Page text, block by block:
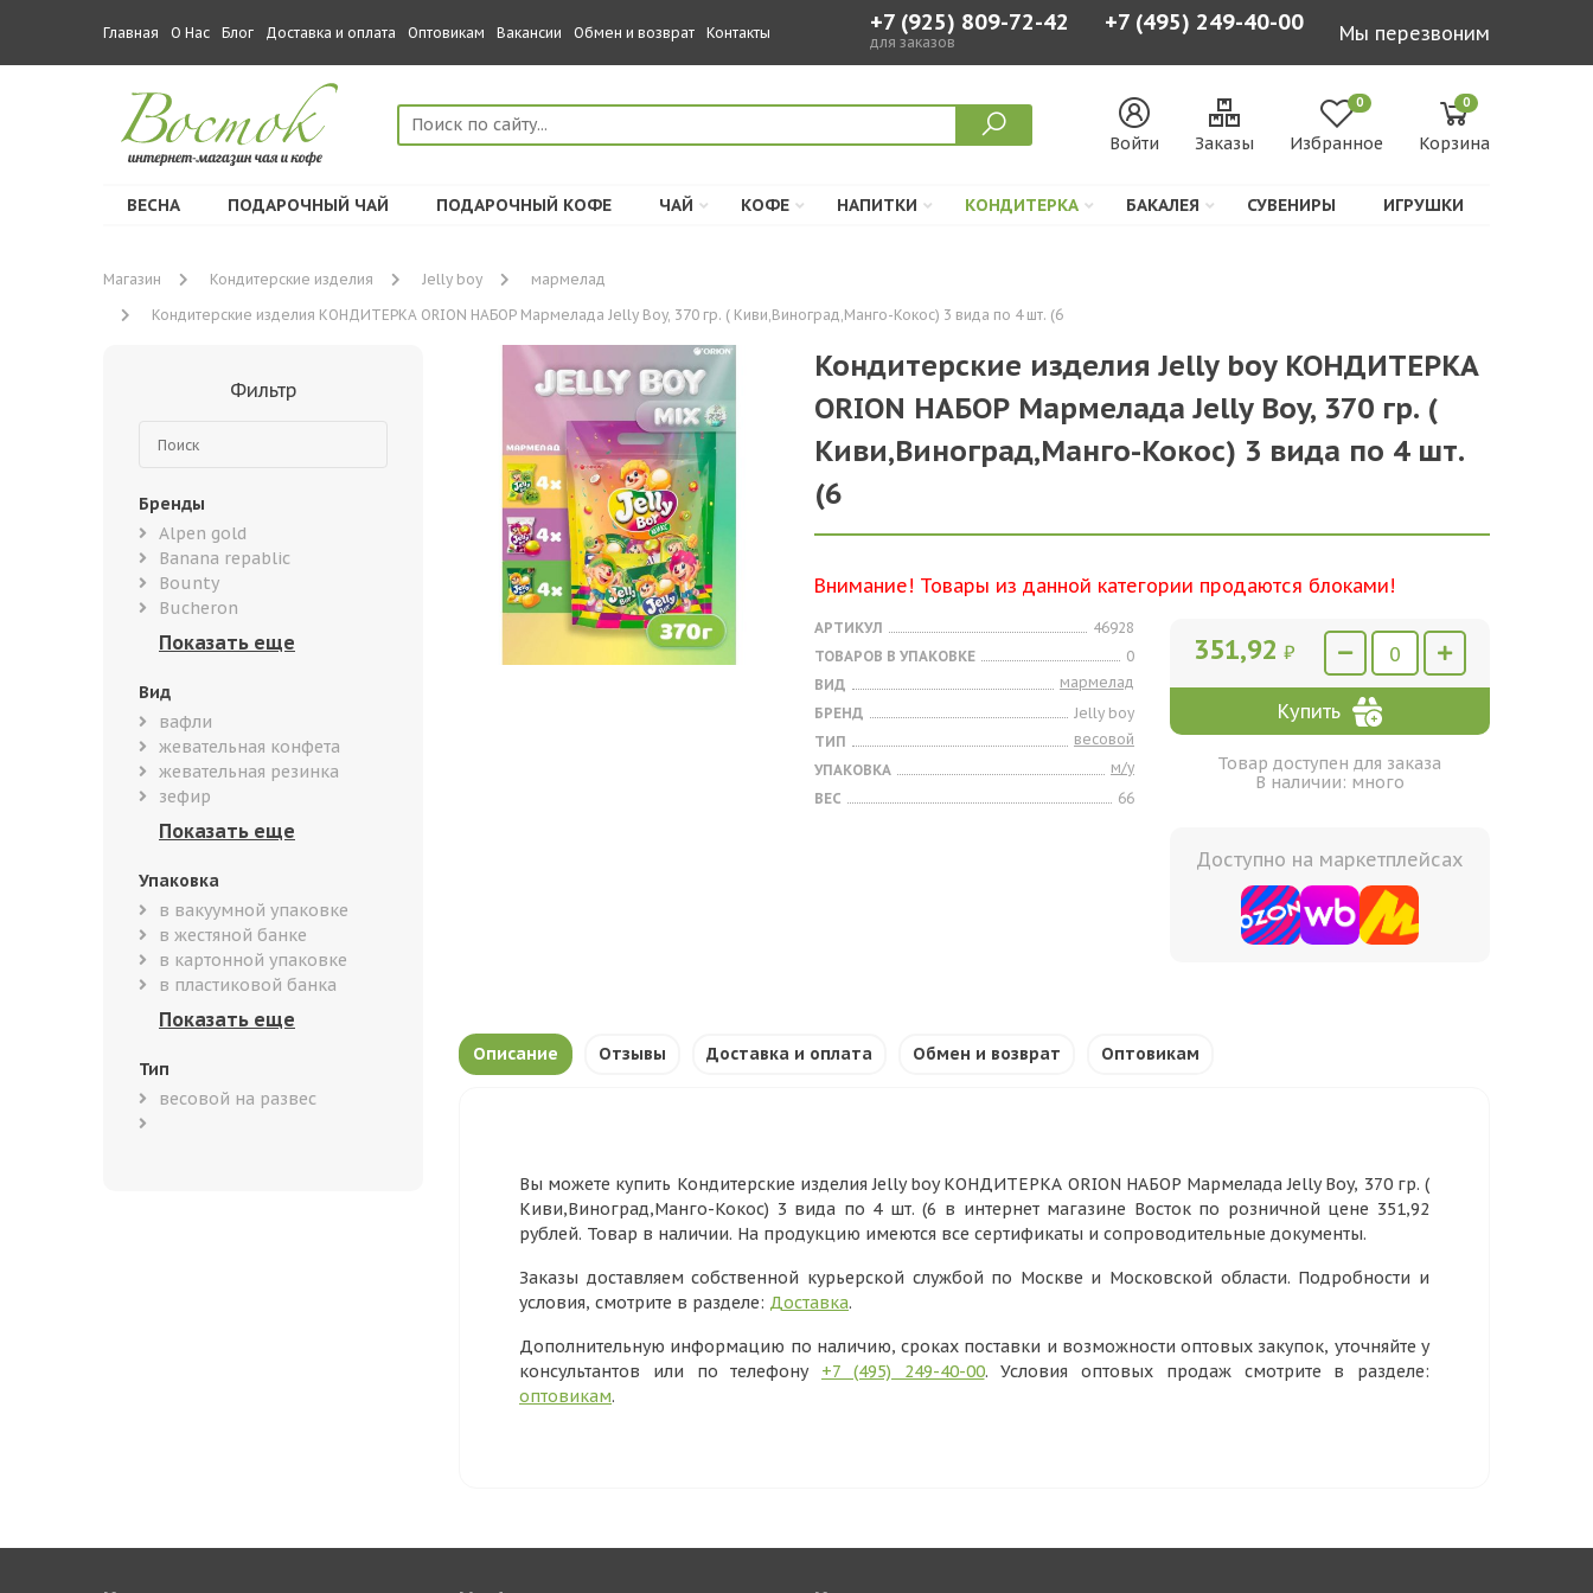
Главная О Нас Блог Доставка и оплата Оптовикам Вакансии Обмен и возврат Контакты +7 (925) 809-72-42
для заказов
+7 (495) 249-40-00 Мы перезвоним
Войти Заказы
0
Избранное
0
Корзина
ВЕСНА ПОДАРОЧНЫЙ ЧАЙ ПОДАРОЧНЫЙ КОФЕ ЧАЙ КОФЕ НАПИТКИ КОНДИТЕРКА БАКАЛЕЯ СУВЕНИРЫ ИГРУШКИ
Магазин Кондитерские изделия Jelly boy
мармелад
Кондитерские изделия КОНДИТЕРКА ORION НАБОР Мармелада Jelly Boy, 370 гр. ( Киви,Виноград,Манго-Кокос) 3 вида по 4 шт. (6
Фильтр
Бренды
Alpen gold
Banana repablic
Bounty
Bucheron
Вид
вафли
жевательная конфета
жевательная резинка
зефир
Упаковка
в вакуумной упаковке
в жестяной банке
в картонной упаковке
в пластиковой банка
Тип
весовой на развес
Кондитерские изделия Jelly boy КОНДИТЕРКА
ORION НАБОР Мармелада Jelly Boy, 370 гр. (
Киви,Виноград,Манго-Кокос) 3 вида по 4 шт.
(6
Внимание! Товары из данной категории продаются блоками!
АРТИКУЛ
46928
ТОВАРОВ В УПАКОВКЕ
0
ВИД
мармелад
БРЕНД
Jelly boy
ТИП
весовой
УПАКОВКА
м/у
ВЕС
66
351,92 ₽
Купить
Товар доступен для заказа
В наличии: много
Доступно на маркетплейсах
Описание Отзывы Доставка и оплата Обмен и возврат Оптовикам
Вы можете купить Кондитерские изделия Jelly boy КОНДИТЕРКА ORION НАБОР Мармелада Jelly Boy, 370 гр. (
Киви,Виноград,Манго-Кокос) 3 вида по 4 шт. (6 в интернет магазине Восток по розничной цене 351,92
рублей. Товар в наличии. На продукцию имеются все сертификаты и сопроводительные документы.
Заказы доставляем собственной курьерской службой по Москве и Московской области. Подробности и
условия, смотрите в разделе: Доставка.
Дополнительную информацию по наличию, сроках поставки и возможности оптовых закупок, уточняйте у
консультантов или по телефону +7 (495) 249-40-00. Условия оптовых продаж смотрите в разделе:
оптовикам.